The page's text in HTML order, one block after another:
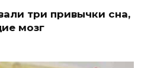
три привычки сна,
мозг